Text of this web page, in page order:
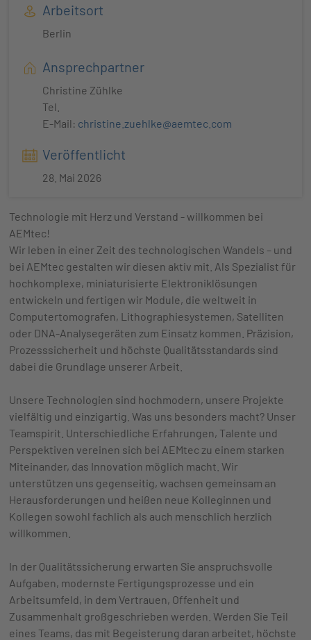
Arbeitsort
Berlin
Ansprechpartner
Christine Zühlke
Tel.
E-Mail: christine.zuehlke@aemtec.com
Veröffentlicht
28. Mai 2026
Technologie mit Herz und Verstand - willkommen bei
AEMtec!
Wir leben in einer Zeit des technologischen Wandels – und
bei AEMtec gestalten wir diesen aktiv mit. Als Spezialist für
hochkomplexe, miniaturisierte Elektroniklösungen
entwickeln und fertigen wir Module, die weltweit in
Computertomografen, Lithographiesystemen, Satelliten
oder DNA-Analysegeräten zum Einsatz kommen. Präzision,
Prozesssicherheit und höchste Qualitätsstandards sind
dabei die Grundlage unserer Arbeit.
Unsere Technologien sind hochmodern, unsere Projekte
vielfältig und einzigartig. Was uns besonders macht? Unser
Teamspirit. Unterschiedliche Erfahrungen, Talente und
Perspektiven vereinen sich bei AEMtec zu einem starken
Miteinander, das Innovation möglich macht. Wir
unterstützen uns gegenseitig, wachsen gemeinsam an
Herausforderungen und heißen neue Kolleginnen und
Kollegen sowohl fachlich als auch menschlich herzlich
willkommen.
In der Qualitätssicherung erwarten Sie anspruchsvolle
Aufgaben, modernste Fertigungsprozesse und ein
Arbeitsumfeld, in dem Vertrauen, Offenheit und
Zusammenhalt großgeschrieben werden. Werden Sie Teil
eines Teams, das mit Begeisterung daran arbeitet, höchste